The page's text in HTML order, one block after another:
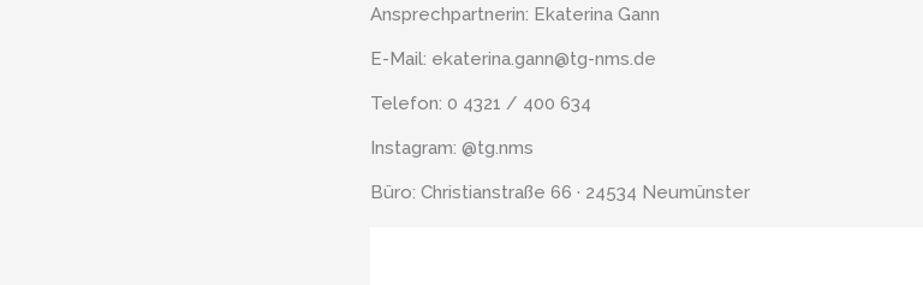
Ansprechpartnerin: Ekaterina Gann
E-Mail: ekaterina.gann@tg-nms.de
Telefon: 0 4321 / 400 634
Instagram: @tg.nms
Büro: Christianstraße 66 · 24534 Neumünster